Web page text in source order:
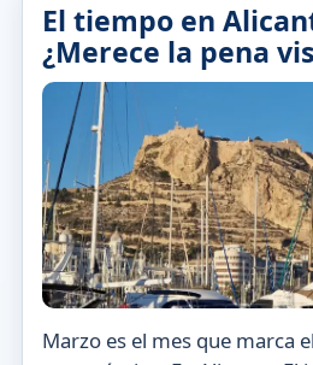
El tiempo en
¿Merece la pena
Marzo es el mes que marca